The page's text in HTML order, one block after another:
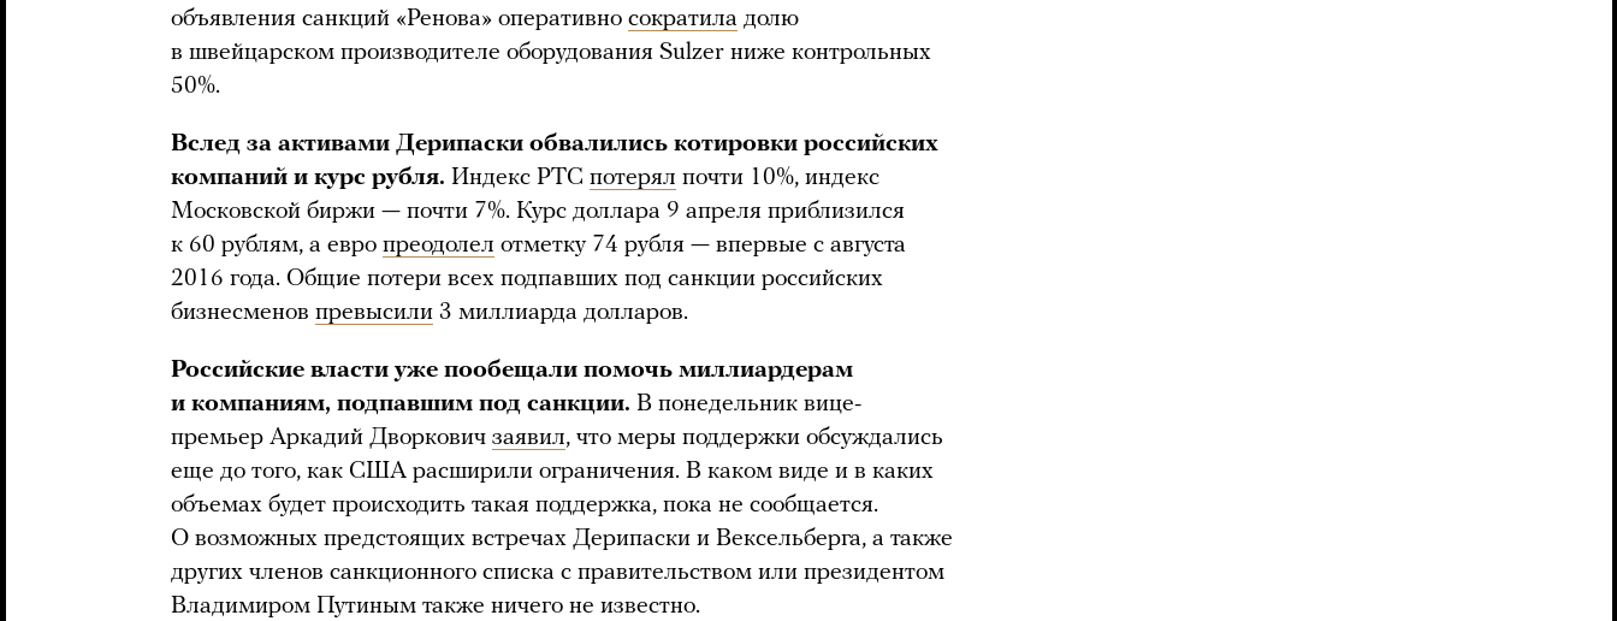
объявления санкций «Ренова» оперативно сократила долю
в швейцарском производителе оборудования Sulzer ниже контрольных
50%.
Вслед за активами Дерипаски обвалились котировки российских
компаний и курс рубля. Индекс РТС потерял почти 10%, индекс
Московской биржи — почти 7%. Курс доллара 9 апреля приблизился
к 60 рублям, а евро преодолел отметку 74 рубля — впервые с августа
2016 года. Общие потери всех подпавших под санкции российских
бизнесменов превысили 3 миллиарда долларов.
Российские власти уже пообещали помочь миллиардерам
и компаниям, подпавшим под санкции. В понедельник вице-
премьер Аркадий Дворкович заявил, что меры поддержки обсуждались
еще до того, как США расширили ограничения. В каком виде и в каких
объемах будет происходить такая поддержка, пока не сообщается.
О возможных предстоящих встречах Дерипаски и Вексельберга, а также
других членов санкционного списка с правительством или президентом
Владимиром Путиным также ничего не известно.